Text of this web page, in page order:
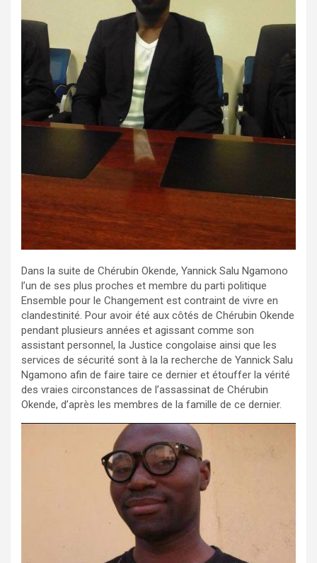
Dans la suite de Chérubin Okende, Yannick Salu Ngamono
l’un de ses plus proches et membre du parti politique
Ensemble pour le Changement est contraint de vivre en
clandestinité. Pour avoir été aux côtés de Chérubin Okende
pendant plusieurs années et agissant comme son
assistant personnel, la Justice congolaise ainsi que les
services de sécurité sont à la la recherche de Yannick Salu
Ngamono afin de faire taire ce dernier et étouffer la vérité
des vraies circonstances de l’assassinat de Chérubin
Okende, d’après les membres de la famille de ce dernier.